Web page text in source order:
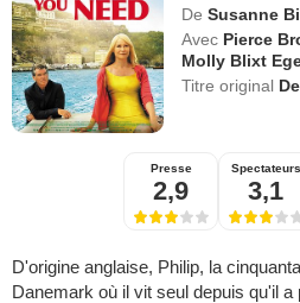
De Susanne
Avec Pierce
Molly Blixt
Titre original
Presse
2,9
Spectateurs
3,1
D'origine anglaise, Philip, la
Danemark où il vit seul depuis qu'il